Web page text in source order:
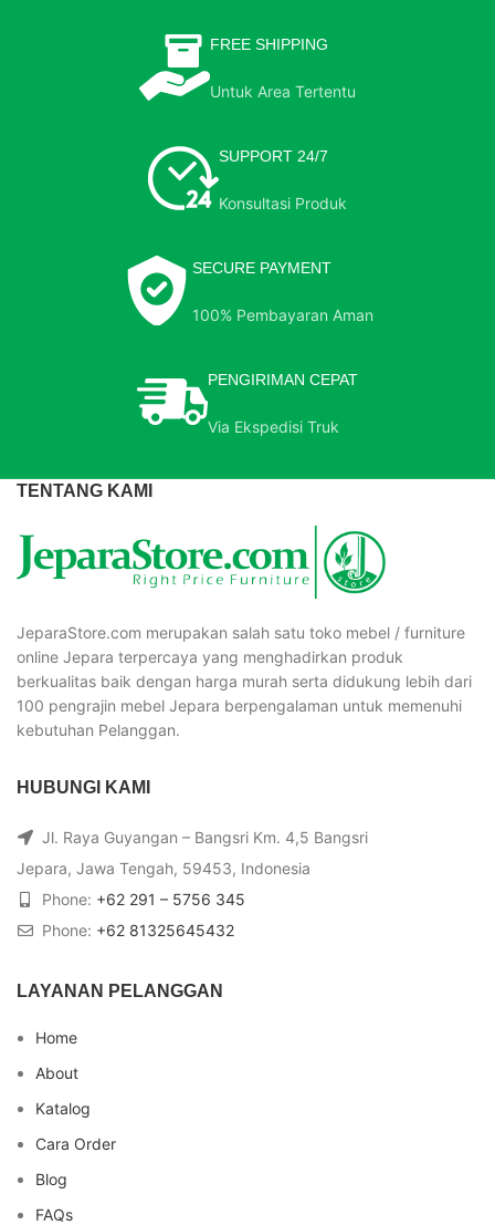
FREE SHIPPING
Untuk Area Tertentu
SUPPORT 24/7
Konsultasi Produk
SECURE PAYMENT
100% Pembayaran Aman
PENGIRIMAN CEPAT
Via Ekspedisi Truk
TENTANG KAMI
JeparaStore.com merupakan salah satu toko mebel / furniture
online Jepara terpercaya yang menghadirkan produk
berkualitas baik dengan harga murah serta didukung lebih dari
100 pengrajin mebel Jepara berpengalaman untuk memenuhi
kebutuhan Pelanggan.
HUBUNGI KAMI
Jl. Raya Guyangan – Bangsri Km. 4,5 Bangsri
Jepara, Jawa Tengah, 59453, Indonesia
Phone: +62 291 – 5756 345
Phone: +62 81325645432
LAYANAN PELANGGAN
Home
About
Katalog
Cara Order
Blog
FAQs